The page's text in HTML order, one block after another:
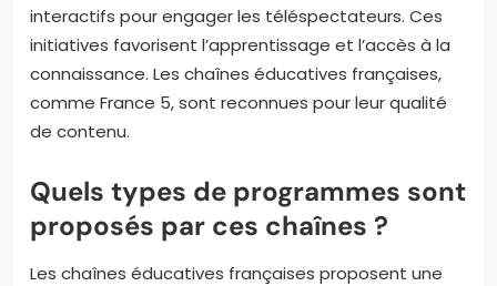
interactifs pour engager les téléspectateurs. Ces
initiatives favorisent l’apprentissage et l’accès à la
connaissance. Les chaînes éducatives françaises,
comme France 5, sont reconnues pour leur qualité
de contenu.
Quels types de programmes sont
proposés par ces chaînes ?
Les chaînes éducatives françaises proposent une